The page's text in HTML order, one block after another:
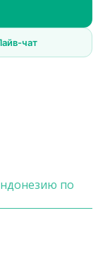
чат
по